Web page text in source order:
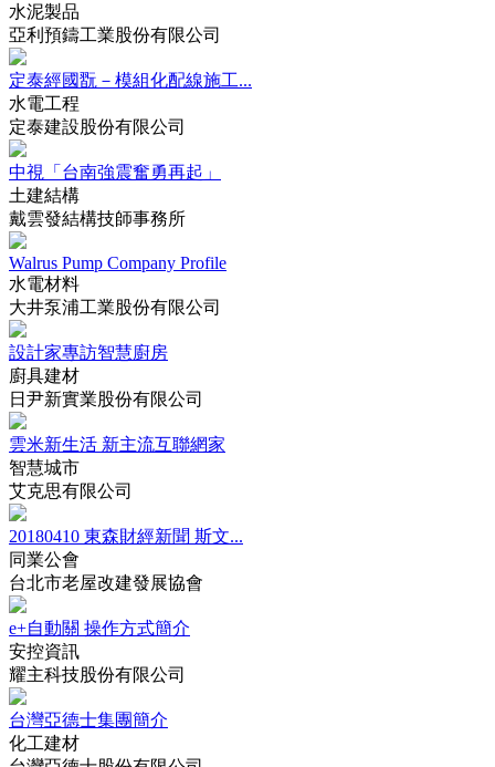
水泥製品
亞利預鑄工業股份有限公司
定泰經國翫－模組化配線施工...
水電工程
定泰建設股份有限公司
中視「台南強震奮勇再起」
土建結構
戴雲發結構技師事務所
Walrus Pump Company Profile
水電材料
大井泵浦工業股份有限公司
設計家專訪智慧廚房
廚具建材
日尹新實業股份有限公司
雲米新生活 新主流互聯網家
智慧城市
艾克思有限公司
20180410 東森財經新聞 斯文...
同業公會
台北市老屋改建發展協會
e+自動關 操作方式簡介
安控資訊
耀主科技股份有限公司
台灣亞德士集團簡介
化工建材